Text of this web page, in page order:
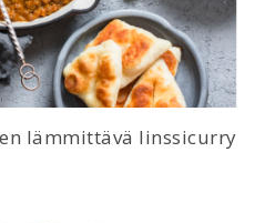
lämmittävä linssicurry